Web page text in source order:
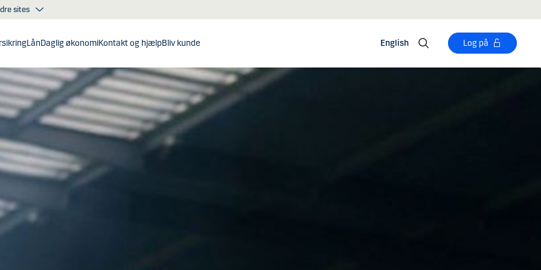
sites
LånDaglig økonomiKontakt og hjælpBliv kunde English Log på